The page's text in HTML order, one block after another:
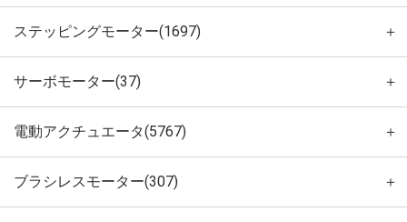
ステッピングモーター(1697) ＋
サーボモーター(37) ＋
電動アクチュエータ(5767) ＋
ブラシレスモーター(307) ＋